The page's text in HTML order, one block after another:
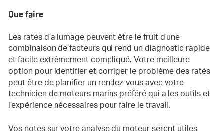
Que faire
Les ratés d’allumage peuvent être le fruit d’une
combinaison de facteurs qui rend un diagnostic rapide
et facile extrêmement compliqué. Votre meilleure
option pour identifier et corriger le problème des ratés
peut être de planifier un rendez-vous avec votre
technicien de moteurs marins préféré qui a les outils et
l’expérience nécessaires pour faire le travail.